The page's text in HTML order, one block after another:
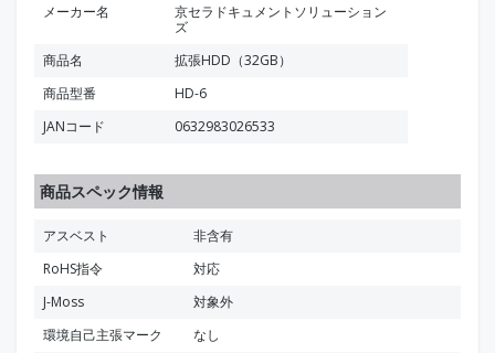
メーカー名
京セラドキュメントソリューション
ズ
商品名
拡張HDD（32GB）
商品型番
HD-6
JANコード
0632983026533
商品スペック情報
アスベスト
非含有
RoHS指令
対応
J-Moss
対象外
環境自己主張マーク
なし